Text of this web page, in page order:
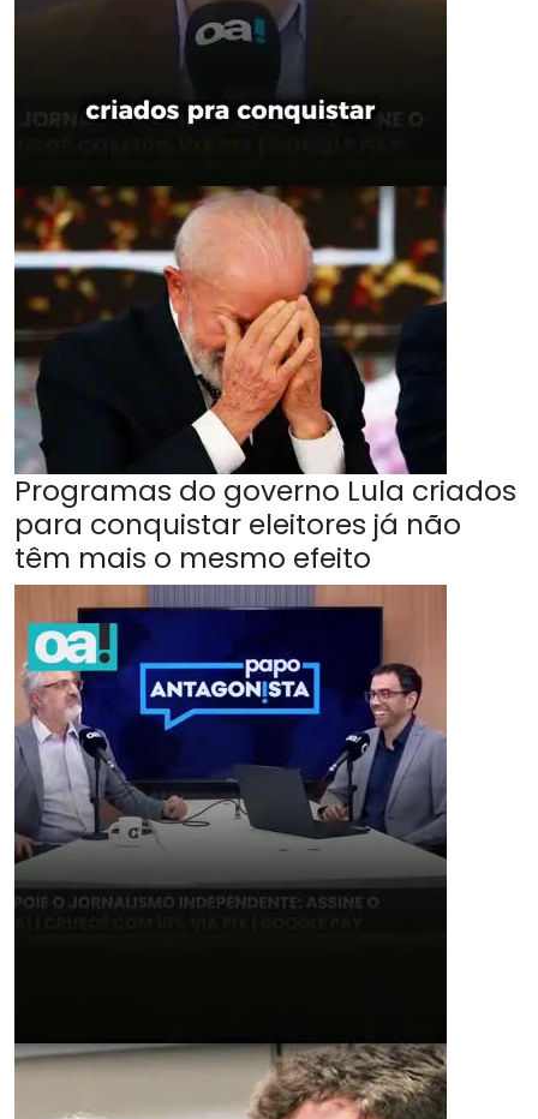
Programas do governo Lula criados
para conquistar eleitores já não
têm mais o mesmo efeito